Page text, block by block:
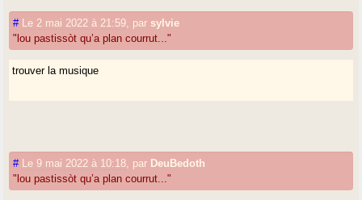
# Le 2 mai 2022 à 21:59 par sylvie
"lou pastissòt qu’a plan courrut..."
trouver la musique
# Le 9 mai 2022 à 10:18 par DeuBedoth
"lou pastissòt qu’a plan courrut..."